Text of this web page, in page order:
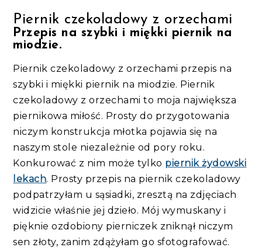
Piernik czekoladowy z orzechami
Przepis na szybki i miękki piernik na
miodzie.
Piernik czekoladowy z orzechami przepis na
szybki i miękki piernik na miodzie. Piernik
czekoladowy z orzechami to moja największa
piernikowa miłość. Prosty do przygotowania
niczym konstrukcja młotka pojawia się na
naszym stole niezależnie od pory roku.
Konkurować z nim może tylko piernik żydowski
lekach. Prosty przepis na piernik czekoladowy
podpatrzyłam u sąsiadki, zresztą na zdjęciach
widzicie właśnie jej dzieło. Mój wymuskany i
pięknie ozdobiony pierniczek zniknął niczym
sen złoty, zanim zdążyłam go sfotografować.